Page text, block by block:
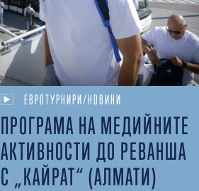
ЕВРОТУРНИРИ/НОВИНИ
ПРОГРАМА НА МЕДИЙНИТЕ
АКТИВНОСТИ ДО РЕВАНША
С „КАЙРАТ“ (АЛМАТИ)